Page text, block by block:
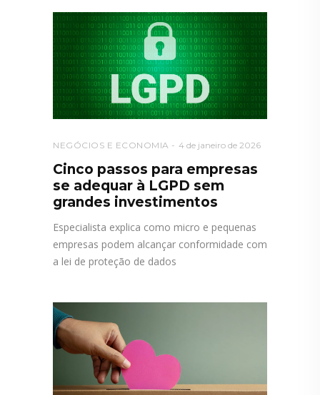
NEGÓCIOS E ECONOMIA 4 de janeiro de 2026
Cinco passos para empresas
se adequar à LGPD sem
grandes investimentos
Especialista explica como micro e pequenas
empresas podem alcançar conformidade com
a lei de proteção de dados